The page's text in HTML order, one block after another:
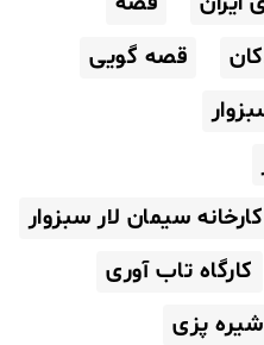
قصه گویی
کارخانه سیمان لار سبزوار
کارگاه تاب آوری
شیره پزی